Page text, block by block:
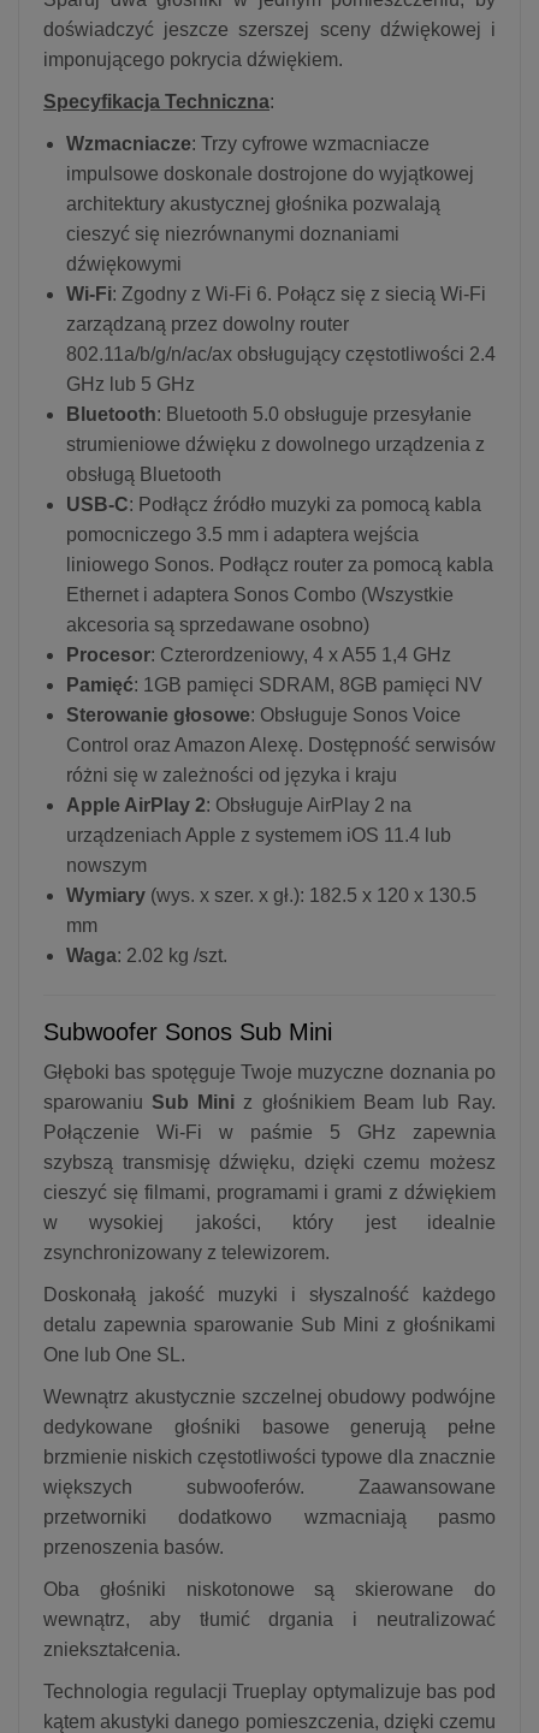
doświadczyć jeszcze szerszej sceny dźwiękowej i
imponującego pokrycia dźwiękiem.
Specyfikacja Techniczna:
Wzmacniacze: Trzy cyfrowe wzmacniacze
impulsowe doskonale dostrojone do wyjątkowej
architektury akustycznej głośnika pozwalają
cieszyć się niezrównanymi doznaniami
dźwiękowymi
Wi-Fi: Zgodny z Wi-Fi 6. Połącz się z siecią Wi-Fi
zarządzaną przez dowolny router
802.11a/b/g/n/ac/ax obsługujący częstotliwości 2.4
GHz lub 5 GHz
Bluetooth: Bluetooth 5.0 obsługuje przesyłanie
strumieniowe dźwięku z dowolnego urządzenia z
obsługą Bluetooth
USB-C: Podłącz źródło muzyki za pomocą kabla
pomocniczego 3.5 mm i adaptera wejścia
liniowego Sonos. Podłącz router za pomocą kabla
Ethernet i adaptera Sonos Combo (Wszystkie
akcesoria są sprzedawane osobno)
Procesor: Czterordzeniowy, 4 x A55 1,4 GHz
Pamięć: 1GB pamięci SDRAM, 8GB pamięci NV
Sterowanie głosowe: Obsługuje Sonos Voice
Control oraz Amazon Alexę. Dostępność serwisów
różni się w zależności od języka i kraju
Apple AirPlay 2: Obsługuje AirPlay 2 na
urządzeniach Apple z systemem iOS 11.4 lub
nowszym
Wymiary (wys. x szer. x gł.): 182.5 x 120 x 130.5
mm
Waga: 2.02 kg /szt.
Subwoofer Sonos Sub Mini
Głęboki bas spotęguje Twoje muzyczne doznania po
sparowaniu Sub Mini z głośnikiem Beam lub Ray.
Połączenie Wi-Fi w paśmie 5 GHz zapewnia
szybszą transmisję dźwięku, dzięki czemu możesz
cieszyć się filmami, programami i grami z dźwiękiem
w wysokiej jakości, który jest idealnie
zsynchronizowany z telewizorem.
Doskonałą jakość muzyki i słyszalność każdego
detalu zapewnia sparowanie Sub Mini z głośnikami
One lub One SL.
Wewnątrz akustycznie szczelnej obudowy podwójne
dedykowane głośniki basowe generują pełne
brzmienie niskich częstotliwości typowe dla znacznie
większych subwooferów. Zaawansowane
przetworniki dodatkowo wzmacniają pasmo
przenoszenia basów.
Oba głośniki niskotonowe są skierowane do
wewnątrz, aby tłumić drgania i neutralizować
zniekształcenia.
Technologia regulacji Trueplay optymalizuje bas pod
kątem akustyki danego pomieszczenia, dzięki czemu